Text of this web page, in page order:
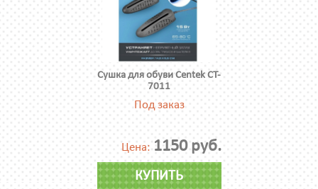
Сушка для обуви Centek CT-
7011
Под заказ
Цена: 1150 руб.
КУПИТЬ